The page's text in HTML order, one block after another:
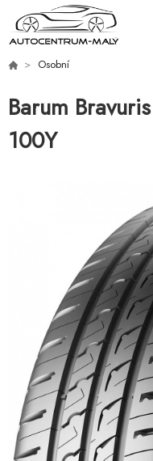
Osobní
Barum
100Y